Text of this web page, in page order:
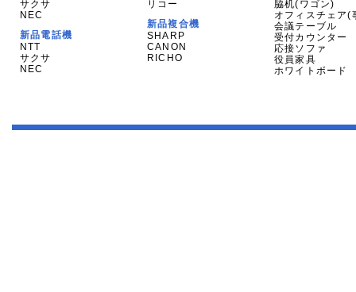
サクサ
NEC
新品電話機
NTT
サクサ
NEC
リコー
新品複合機
SHARP
CANON
RICHO
脇机(ワゴン)
オフィスチェア(
会議テーブル
受付カウンター
応接ソファ
役員家具
ホワイトボード